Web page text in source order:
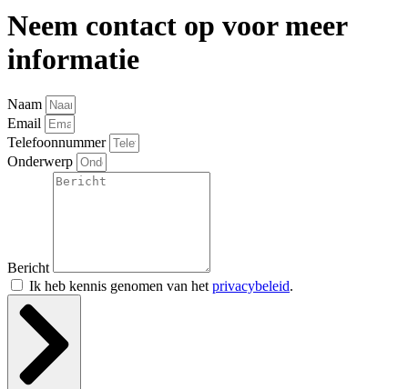
Neem contact op voor meer
informatie
Naam
Email
Telefoonnummer
Onderwerp
Bericht
Ik heb kennis genomen van het privacybeleid.